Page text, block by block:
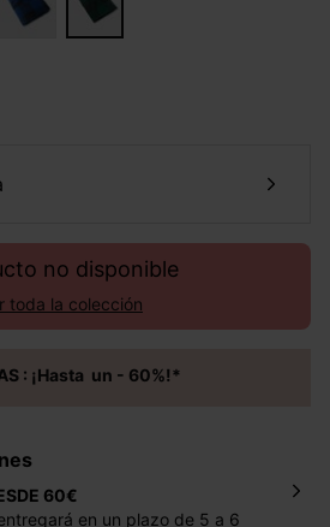
no disponible
toda la colección
: ¡Hasta un - 60%!*
60€
en un plazo de 5 a 6